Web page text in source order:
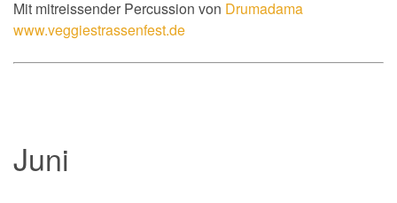
Mit mitreissender Percussion von Drumadama
www.veggiestrassenfest.de
Juni